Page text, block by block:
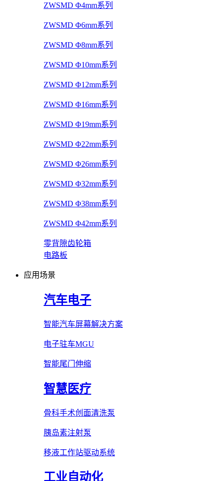
ZWSMD Φ4mm系列
ZWSMD Φ6mm系列
ZWSMD Φ8mm系列
ZWSMD Φ10mm系列
ZWSMD Φ12mm系列
ZWSMD Φ16mm系列
ZWSMD Φ19mm系列
ZWSMD Φ22mm系列
ZWSMD Φ26mm系列
ZWSMD Φ32mm系列
ZWSMD Φ38mm系列
ZWSMD Φ42mm系列
零背隙齿轮箱
电路板
应用场景
汽车电子
智能汽车屏幕解决方案
电子驻车MGU
智能尾门伸缩
智慧医疗
骨科手术创面清洗泵
胰岛素注射泵
移液工作站驱动系统
工业自动化